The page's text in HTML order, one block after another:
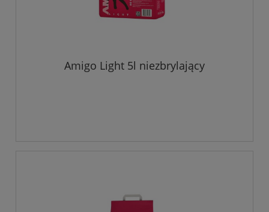
Amigo Light 5l niezbrylający